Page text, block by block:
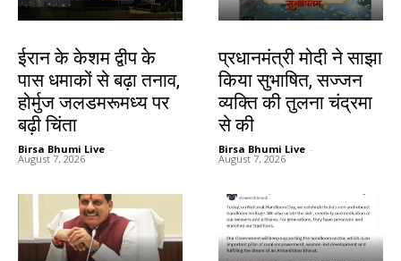
ईरान के केशम द्वीप के
पास धमाकों से बढ़ा तनाव,
होर्मुज जलडमरूमध्य पर
बढ़ी चिंता
Birsa Bhumi Live -
August 7, 2026
प्रधानमंत्री मोदी ने साझा
किया सुभाषित, सज्जन
व्यक्ति की तुलना चंद्रमा
से की
Birsa Bhumi Live -
August 7, 2026